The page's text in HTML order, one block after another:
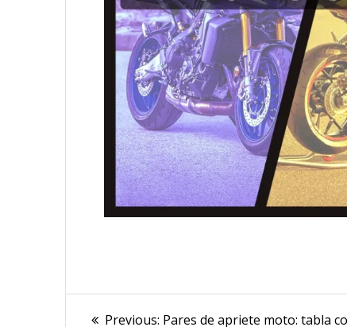
Navegación
Previous: Previous
Pares de apriete moto: tabla